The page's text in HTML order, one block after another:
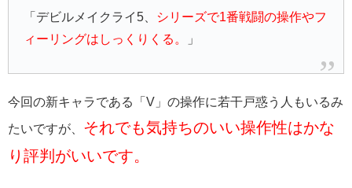
「デビルメイクライ5、
シリーズで1番戦闘の操作やフ
ィーリングはしっくりくる。
」
今回の新キャラである「V」の操作に若干戸惑う人もいるみ
たいですが、 それでも気持ちのいい操作性はかな
り評判がいいです。